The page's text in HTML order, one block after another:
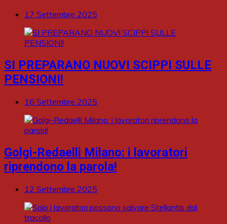
17 Settembre 2025
SI PREPARANO NUOVI SCIPPI SULLE
PENSIONI!
16 Settembre 2025
Golgi-Redaelli Milano: i lavoratori
riprendono la parola!
12 Settembre 2025